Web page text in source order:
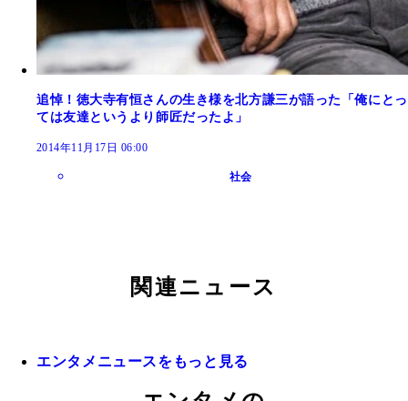
追悼！徳大寺有恒さんの生き様を北方謙三が語った「俺にとっ
ては友達というより師匠だったよ」
2014年11月17日 06:00
社会
関連ニュース
エンタメニュースをもっと見る